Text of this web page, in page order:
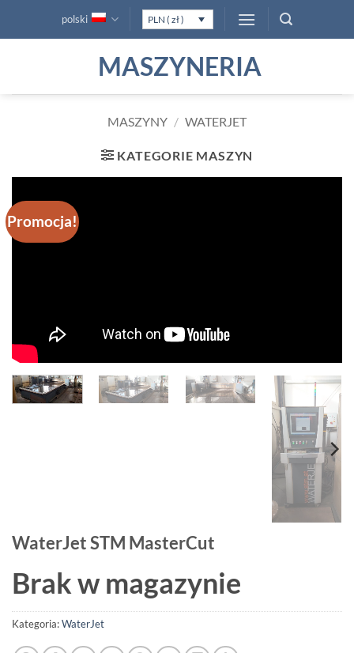
polski PLN ( zł )
MASZYNERIA
MASZYNY / WATERJET
KATEGORIE MASZYN
Promocja!
WaterJet STM MasterCut
Brak w magazynie
Kategoria:WaterJet